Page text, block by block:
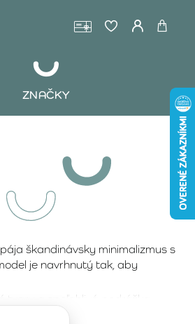
ZNAČKY
škandinávsky minimalizmus s
je navrhnutý tak, aby
tvary a spoľahlivá podrážka
používanie, keď